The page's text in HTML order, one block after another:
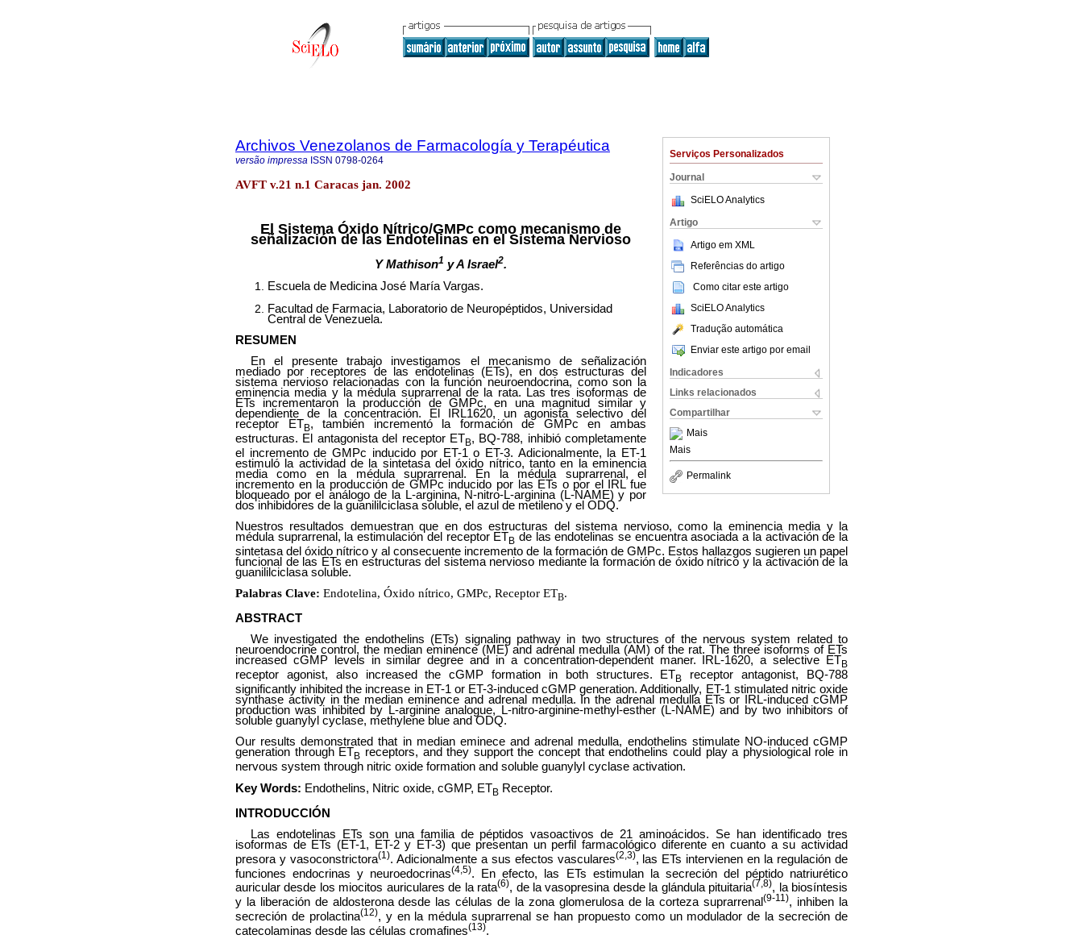
Serviços Personalizados
Journal
SciELO Analytics
Artigo
Artigo em XML
Referências do artigo
Como citar este artigo
SciELO Analytics
Tradução automática
Enviar este artigo por email
Indicadores
Links relacionados
Compartilhar
Mais
Mais
Permalink
Archivos Venezolanos de Farmacología y Terapéutica
versão impressa ISSN 0798-0264
AVFT v.21 n.1 Caracas jan. 2002
El Sistema Óxido Nítrico/GMPc como mecanismo de
señalización de las Endotelinas en el Sistema Nervioso
Y Mathison1 y A Israel2.
Escuela de Medicina José María Vargas.
Facultad de Farmacia, Laboratorio de Neuropéptidos, Universidad
Central de Venezuela.
RESUMEN
En el presente trabajo investigamos el mecanismo de señalización
mediado por receptores de las endotelinas (ETs), en dos estructuras del
sistema nervioso relacionadas con la función neuroendocrina, como son la
eminencia media y la médula suprarrenal de la rata. Las tres isoformas de
ETs incrementaron la producción de GMPc, en una magnitud similar y
dependiente de la concentración. El IRL1620, un agonista selectivo del
receptor ETB, también incrementó la formación de GMPc en ambas
estructuras. El antagonista del receptor ETB, BQ-788, inhibió completamente
el incremento de GMPc inducido por ET-1 o ET-3. Adicionalmente, la ET-1
estimuló la actividad de la sintetasa del óxido nítrico, tanto en la eminencia
media como en la médula suprarrenal. En la médula suprarrenal, el
incremento en la producción de GMPc inducido por las ETs o por el IRL fue
bloqueado por el análogo de la L-arginina, N-nitro-L-arginina (L-NAME) y por
dos inhibidores de la guanililciclasa soluble, el azul de metileno y el ODQ.
Nuestros resultados demuestran que en dos estructuras del sistema nervioso, como la eminencia media y la
médula suprarrenal, la estimulación del receptor ETB de las endotelinas se encuentra asociada a la activación de la
sintetasa del óxido nítrico y al consecuente incremento de la formación de GMPc. Estos hallazgos sugieren un papel
funcional de las ETs en estructuras del sistema nervioso mediante la formación de óxido nítrico y la activación de la
guanililciclasa soluble.
Palabras Clave: Endotelina, Óxido nítrico, GMPc, Receptor ETB.
ABSTRACT
We investigated the endothelins (ETs) signaling pathway in two structures of the nervous system related to
neuroendocrine control, the median eminence (ME) and adrenal medulla (AM) of the rat. The three isoforms of ETs
increased cGMP levels in similar degree and in a concentration-dependent maner. IRL-1620, a selective ETB
receptor agonist, also increased the cGMP formation in both structures. ETB
receptor antagonist, BQ-788
significantly inhibited the increase in ET-1 or ET-3-induced cGMP generation. Additionally, ET-1 stimulated nitric oxide
synthase activity in the median eminence and adrenal medulla. In the adrenal medulla ETs or IRL-induced cGMP
production was inhibited by L-arginine analogue, L-nitro-arginine-methyl-esther (L-NAME) and by two inhibitors of
soluble guanylyl cyclase, methylene blue and ODQ.
Our results demonstrated that in median eminece and adrenal medulla, endothelins stimulate NO-induced cGMP
generation through ETB receptors, and they support the concept that endothelins could play a physiological role in
nervous system through nitric oxide formation and soluble guanylyl cyclase activation.
Key Words: Endothelins, Nitric oxide, cGMP, ETB Receptor.
INTRODUCCIÓN
Las endotelinas ETs son una familia de péptidos vasoactivos de 21 aminoácidos. Se han identificado tres
isoformas de ETs (ET-1, ET-2 y ET-3) que presentan un perfil farmacológico diferente en cuanto a su actividad
presora y vasoconstrictora(1). Adicionalmente a sus efectos vasculares(2,3), las ETs intervienen en la regulación de
funciones endocrinas y neuroedocrinas(4,5). En efecto, las ETs estimulan la secreción del péptido natriurético
auricular desde los miocitos auriculares de la rata(6), de la vasopresina desde la glándula pituitaria(7,8), la biosíntesis
y la liberación de aldosterona desde las células de la zona glomerulosa de la corteza suprarrenal(9-11), inhiben la
secreción de prolactina(12), y en la médula suprarrenal se han propuesto como un modulador de la secreción de
catecolaminas desde las células cromafines(13).